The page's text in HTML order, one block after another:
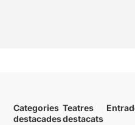
Categories
destacades
Teatres
destacats